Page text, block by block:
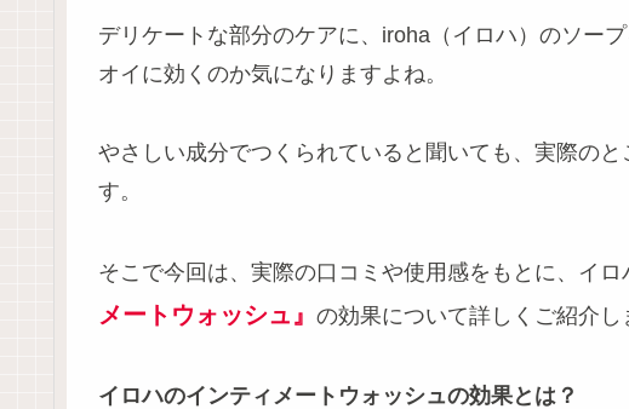
デリケートな部分のケアに、iroha（イロハ）のソー
オイに効くのか気になりますよね。
やさしい成分でつくられていると聞いても、実際の
す。
そこで今回は、実際の口コミや使用感をもとに、イ
メートウォッシュ』 の効果について詳しくご紹介し
イロハのインティメートウォッシュの効果とは？